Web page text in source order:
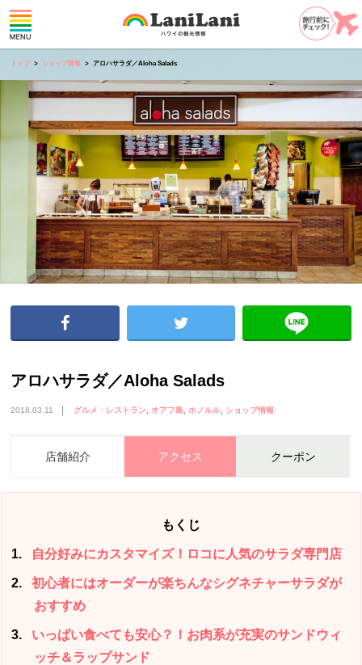
トップ ショップ情報 アロハサラダ／Aloha Salads
アロハサラダ／Aloha Salads
2018.03.11 グルメ・レストラン オアフ島 ホノルル ショップ情報
店舗紹介 アクセス クーポン
もくじ
1 自分好みにカスタマイズ！ロコに人気のサラダ専門店
2
初心者にはオーダーが楽ちんなシグネチャーサラダが
おすすめ
3
いっぱい食べても安心？！お肉系が充実のサンドウィ
ッチ＆ラップサンド